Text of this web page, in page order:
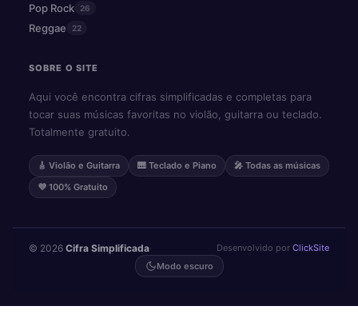
Pop Rock 26
Reggae 22
SOBRE O SITE
Aqui você encontra cifras simplificadas e completas para
tocar suas músicas favoritas no violão, guitarra ou teclado.
Totalmente gratuito.
🎸 Violão e Guitarra 🎹 Teclado e Piano
🎤 Todas as músicas
💜 100% Gratuito
© 2026 Cifra Simplificada· Desenvolvido por ClickSite
Modo escuro